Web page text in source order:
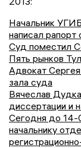
Начальник
написал рапорт
Суд поместил
Пять рынков
Адвокат
зала суда
Вячеслав
диссертации и
Сегодня до 14-
начальнику